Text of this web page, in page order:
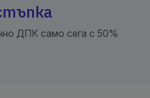
ДПК само сега с 50%